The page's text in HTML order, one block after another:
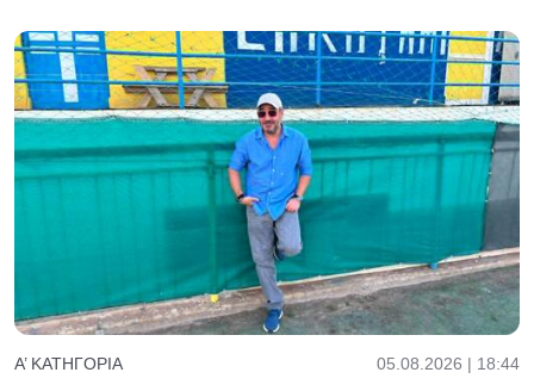
Α’ ΚΑΤΗΓΟΡΊΑ 05.08.2026 | 18:44